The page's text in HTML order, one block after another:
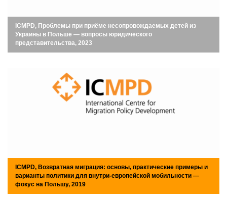
ICMPD, Проблемы при приёме несопровождаемых детей из
Украины в Польше — вопросы юридического
представительства, 2023
ICMPD, Возвратная миграция: основы, практические примеры и
варианты политики для внутри-европейской мобильности —
фокус на Польшу, 2019